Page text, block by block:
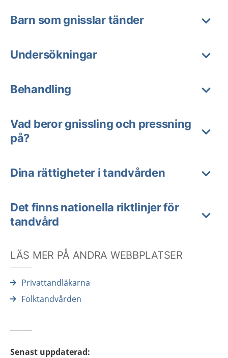
Barn som gnisslar tänder
Undersökningar
Behandling
Vad beror gnissling och pressning
på?
Dina rättigheter i tandvården
Det finns nationella riktlinjer för
tandvård
LÄS MER PÅ ANDRA WEBBPLATSER
Privattandläkarna
Folktandvården
Senast uppdaterad: